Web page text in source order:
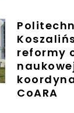
reformy
CoARA